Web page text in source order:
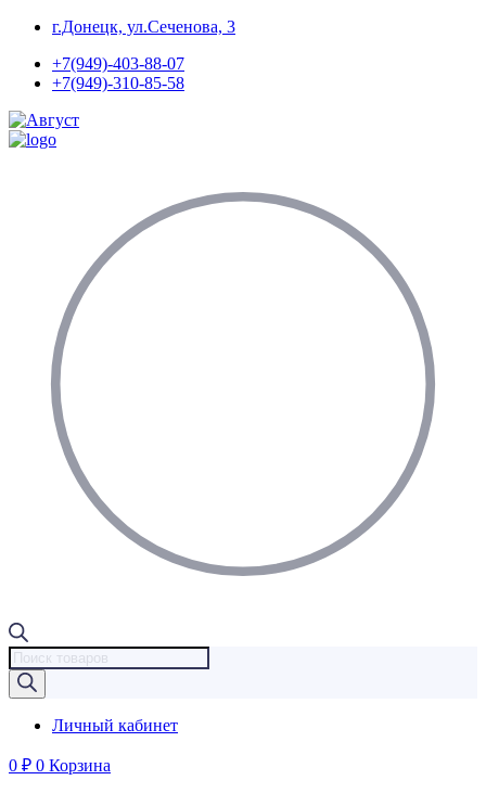
Перейти
содержимому
г.Донецк, ул.Сеченова, 3
+7(949)-403-88-07
+7(949)-310-85-58
Поиск
товаров
Личный кабинет
0 ₽ 0 Корзина